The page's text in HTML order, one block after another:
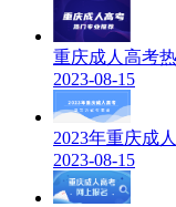
重庆成人高考
2023-08-15
2023年重庆成
2023-08-15